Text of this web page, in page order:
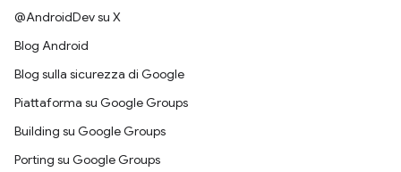
@AndroidDev su X
Blog Android
Blog sulla sicurezza di Google
Piattaforma su Google Groups
Building su Google Groups
Porting su Google Groups